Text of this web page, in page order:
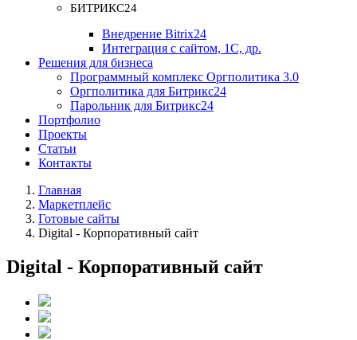
БИТРИКС24
Внедрение Bitrix24
Интеграция с сайтом, 1С, др.
Решения для бизнеса
Программный комплекс Оргполитика 3.0
Оргполитика для Битрикс24
Парольник для Битрикс24
Портфолио
Проекты
Статьи
Контакты
Главная
Маркетплейс
Готовые сайты
Digital - Корпоративный сайт
Digital - Корпоративный сайт